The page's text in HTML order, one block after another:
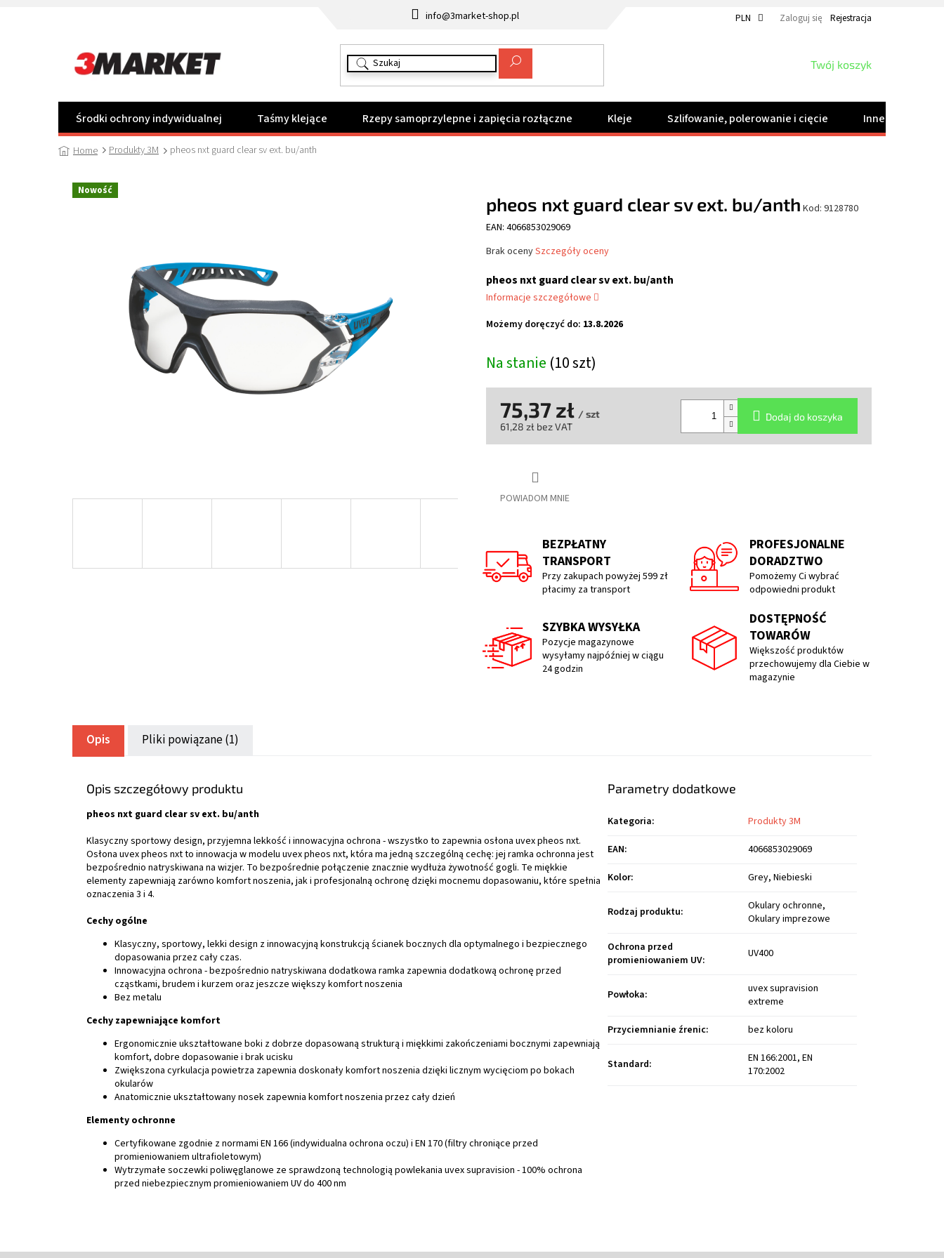
info@3market-shop.pl PLN Zaloguj się Rejestracja
KOSZYK
Twój koszyk
Środki ochrony indywidualnej Taśmy klejące Rzepy samoprzylepne i zapięcia rozłączne Kleje Szlifowanie, polerowanie i cięcie Inne produkty
Home Produkty 3M pheos nxt guard clear sv ext. bu/anth
Nowość
Na stanie (10 szt)
Możemy doręczyć do: 13.8.2026
pheos nxt guard clear sv ext. bu/anth
Informacje szczegółowe
POWIADOM MNIE
75,37 zł / szt
61,28 zł bez VAT
Dodaj do koszyka
pheos nxt guard clear sv ext. bu/anth Kod: 9128780
EAN: 4066853029069
Średnia
produktu
wynosi
0,0
na
5
Brak ocenySzczegóły oceny
BEZPŁATNY
TRANSPORT
Przy zakupach powyżej 599 zł
płacimy za transport
PROFESJONALNE
DORADZTWO
Pomożemy Ci wybrać
odpowiedni produkt
SZYBKA WYSYŁKA
Pozycje magazynowe
wysyłamy najpóźniej w ciągu
24 godzin
DOSTĘPNOŚĆ
TOWARÓW
Większość produktów
przechowujemy dla Ciebie w
magazynie
Opis Pliki powiązane (1)
Opis szczegółowy produktu
pheos nxt guard clear sv ext. bu/anth
Klasyczny sportowy design, przyjemna lekkość i innowacyjna ochrona - wszystko to zapewnia osłona uvex pheos nxt.
Osłona uvex pheos nxt to innowacja w modelu uvex pheos nxt, która ma jedną szczególną cechę: jej ramka ochronna jest
bezpośrednio natryskiwana na wizjer. To bezpośrednie połączenie znacznie wydłuża żywotność gogli. Te miękkie
elementy zapewniają zarówno komfort noszenia, jak i profesjonalną ochronę dzięki mocnemu dopasowaniu, które spełnia
oznaczenia 3 i 4.
Cechy ogólne
Klasyczny, sportowy, lekki design z innowacyjną konstrukcją ścianek bocznych dla optymalnego i bezpiecznego
dopasowania przez cały czas.
Innowacyjna ochrona - bezpośrednio natryskiwana dodatkowa ramka zapewnia dodatkową ochronę przed
cząstkami, brudem i kurzem oraz jeszcze większy komfort noszenia
Bez metalu
Cechy zapewniające komfort
Ergonomicznie ukształtowane boki z dobrze dopasowaną strukturą i miękkimi zakończeniami bocznymi zapewniają
komfort, dobre dopasowanie i brak ucisku
Zwiększona cyrkulacja powietrza zapewnia doskonały komfort noszenia dzięki licznym wycięciom po bokach
okularów
Anatomicznie ukształtowany nosek zapewnia komfort noszenia przez cały dzień
Elementy ochronne
Certyfikowane zgodnie z normami EN 166 (indywidualna ochrona oczu) i EN 170 (filtry chroniące przed
promieniowaniem ultrafioletowym)
Wytrzymałe soczewki poliwęglanowe ze sprawdzoną technologią powlekania uvex supravision - 100% ochrona
przed niebezpiecznym promieniowaniem UV do 400 nm
Parametry dodatkowe
Kategoria:
Produkty 3M
EAN:
4066853029069
Kolor: Grey, Niebieski
Rodzaj produktu:
Okulary ochronne,
Okulary imprezowe
Ochrona przed
promieniowaniem UV: UV400
Powłoka:
uvex supravision
extreme
Przyciemnianie źrenic: bez koloru
Standard:
EN 166:2001, EN
170:2002